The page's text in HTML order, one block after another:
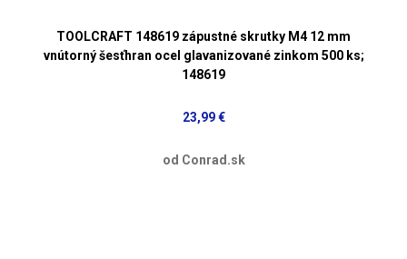
TOOLCRAFT 148619 zápustné skrutky M4 12 mm
vnútorný šesťhran ocel glavanizované zinkom 500 ks;
148619
23,99 €
od Conrad.sk